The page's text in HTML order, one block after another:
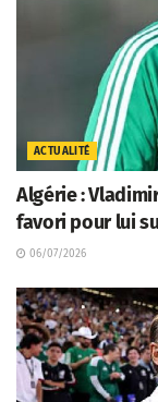
ACTUALITÉ
Algérie :
favori pour lui
06/07/2026